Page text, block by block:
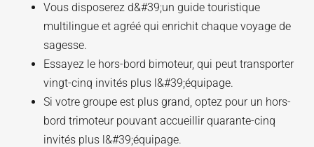
Vous disposerez d&#39;un guide touristique
multilingue et agréé qui enrichit chaque voyage de
sagesse.
Essayez le hors-bord bimoteur, qui peut transporter
vingt-cinq invités plus l&#39;équipage.
Si votre groupe est plus grand, optez pour un hors-
bord trimoteur pouvant accueillir quarante-cinq
invités plus l&#39;équipage.